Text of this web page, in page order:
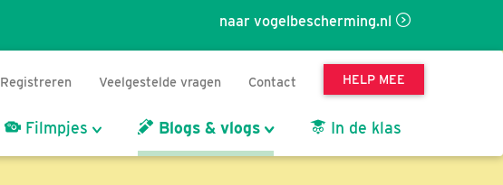
naar vogelbescherming.nl
Registreren Veelgestelde vragen Contact HELP MEE
Filmpjes Blogs & vlogs In de klas